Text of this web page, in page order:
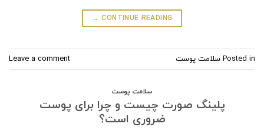
CONTINUE READING
→
Posted inسلامت پوست Leave a comment
سلامت پوست
پلینگ صورت چیست و چرا برای پوست
ضروری است؟